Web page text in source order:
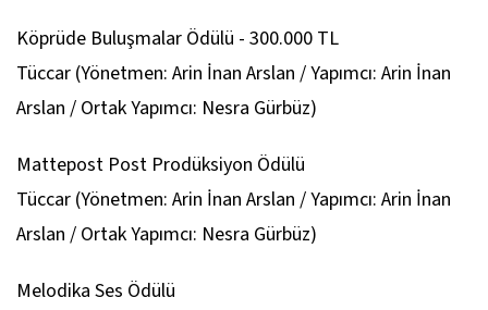
Köprüde Buluşmalar Ödülü - 300.000 TL
Tüccar (Yönetmen: Arin İnan Arslan / Yapımcı: Arin İnan
Arslan / Ortak Yapımcı: Nesra Gürbüz)
Mattepost Post Prodüksiyon Ödülü
Tüccar (Yönetmen: Arin İnan Arslan / Yapımcı: Arin İnan
Arslan / Ortak Yapımcı: Nesra Gürbüz)
Melodika Ses Ödülü